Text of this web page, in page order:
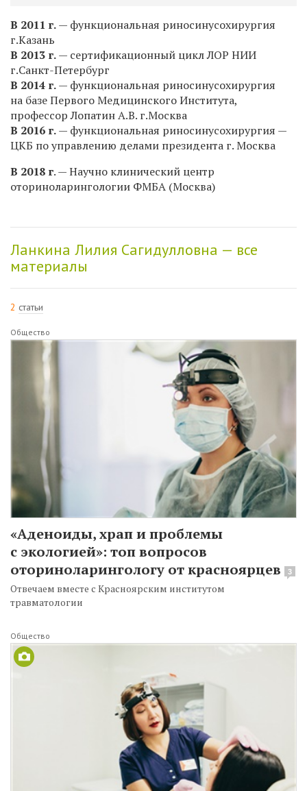
В 2011 г.— функциональная риносинусохирургия
г.Казань
В 2013 г.— сертификационный цикл ЛОР НИИ
г.Санкт-Петербург
В 2014 г.— функциональная риносинусохирургия
на базе Первого Медицинского Института,
профессор Лопатин А.В. г.Москва
В 2016 г.— функциональная риносинусохирургия —
ЦКБ по управлению делами президента г. Москва
В 2018 г. — Научно клинический центр
оториноларингологии ФМБА (Москва)
Ланкина Лилия Сагидулловна — все
материалы
2 статьи
Общество
«Аденоиды, храп и проблемы
с экологией»: топ вопросов
оториноларингологу от красноярцев
3
Отвечаем вместе с Красноярским институтом
травматологии
Общество